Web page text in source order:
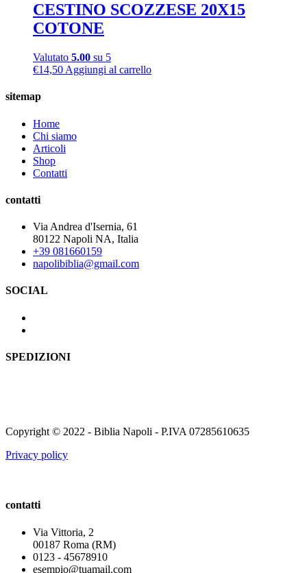
CESTINO SCOZZESE 20X15
COTONE
Valutato 5.00 su 5
€14,50 Aggiungi al carrello
sitemap
Home
Chi siamo
Articoli
Shop
Contatti
contatti
Via Andrea d'Isernia, 61
80122 Napoli NA, Italia
+39 081660159
napolibiblia@gmail.com
SOCIAL
SPEDIZIONI
Copyright © 2022 - Biblia Napoli - P.IVA 07285610635
Privacy policy
contatti
Via Vittoria, 2
00187 Roma (RM)
0123 - 45678910
esempio@tuamail.com